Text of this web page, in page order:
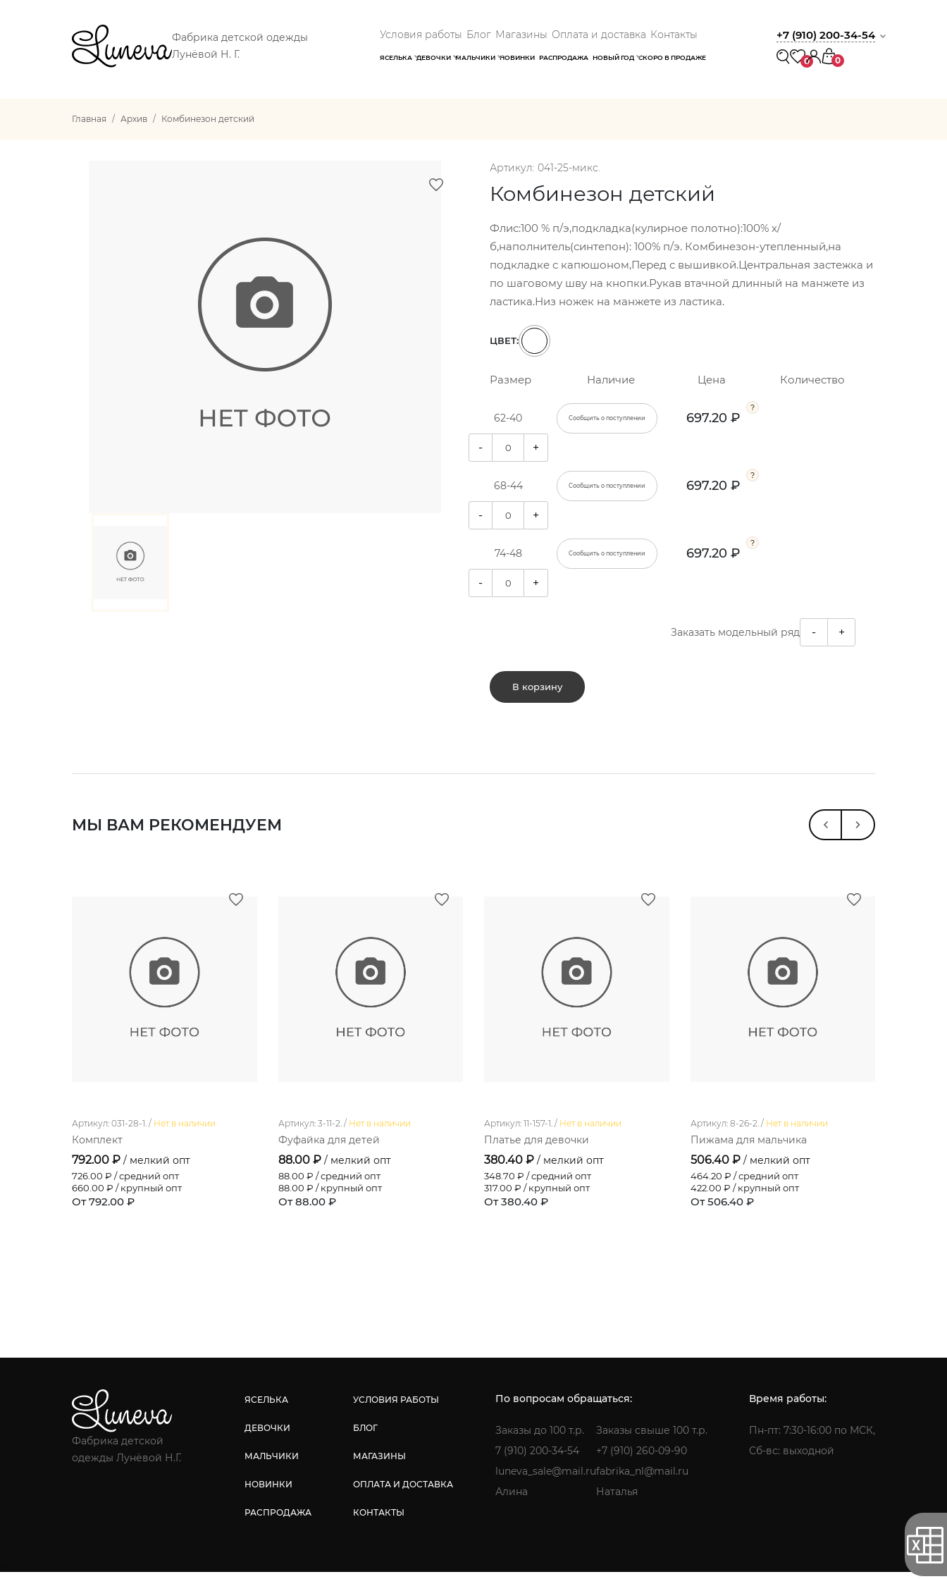
Фабрика детской одежды
Лунёвой Н. Г.
Условия работы Блог Магазины Оплата и доставка Контакты
ЯСЕЛЬКА ДЕВОЧКИ МАЛЬЧИКИ НОВИНКИ РАСПРОДАЖА НОВЫЙ ГОД СКОРО В ПРОДАЖЕ
+7 (910) 200-34-54
0 0
Главная Архив Комбинезон детский
Артикул: 041-25-микс.
Комбинезон детский
Флис:100 % п/э,подкладка(кулирное полотно):100% х/
б,наполнитель(синтепон): 100% п/э. Комбинезон-утепленный,на
подкладке с капюшоном,Перед с вышивкой.Центральная застежка и
по шаговому шву на кнопки.Рукав втачной длинный на манжете из
ластика.Низ ножек на манжете из ластика.
ЦВЕТ:
Размер Наличие Цена Количество
62-40 Сообщить о поступлении 697.20 ₽
- +
68-44 Сообщить о поступлении 697.20 ₽
- +
74-48 Сообщить о поступлении 697.20 ₽
- +
Заказать модельный ряд - +
В корзину
МЫ ВАМ РЕКОМЕНДУЕМ
Артикул: 031-28-1. / Нет в наличии
Комплект
792.00 ₽ / мелкий опт
726.00 ₽ / средний опт
660.00 ₽ / крупный опт
От 792.00 ₽
Артикул: 3-11-2. / Нет в наличии
Фуфайка для детей
88.00 ₽ / мелкий опт
88.00 ₽ / средний опт
88.00 ₽ / крупный опт
От 88.00 ₽
Артикул: 11-157-1. / Нет в наличии
Платье для девочки
380.40 ₽ / мелкий опт
348.70 ₽ / средний опт
317.00 ₽ / крупный опт
От 380.40 ₽
Артикул: 8-26-2. / Нет в наличии
Пижама для мальчика
506.40 ₽ / мелкий опт
464.20 ₽ / средний опт
422.00 ₽ / крупный опт
От 506.40 ₽
Фабрика детской
одежды Лунёвой Н.Г.
ЯСЕЛЬКА
ДЕВОЧКИ
МАЛЬЧИКИ
НОВИНКИ
РАСПРОДАЖА
УСЛОВИЯ РАБОТЫ
БЛОГ
МАГАЗИНЫ
ОПЛАТА И ДОСТАВКА
КОНТАКТЫ
По вопросам обращаться:
Заказы до 100 т.р.
7 (910) 200-34-54
luneva_sale@mail.ru
Алина
Заказы свыше 100 т.р.
+7 (910) 260-09-90
fabrika_nl@mail.ru
Наталья
Время работы:
Пн-пт: 7:30-16:00 по МСК,
Сб-вс: выходной